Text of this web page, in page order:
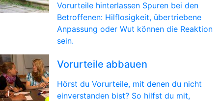
Vorurteile hinterlassen Spuren bei den
Betroffenen: Hilflosigkeit, übertriebene
Anpassung oder Wut können die Reaktion
sein.
Vorurteile abbauen
Hörst du Vorurteile, mit denen du nicht
einverstanden bist? So hilfst du mit,